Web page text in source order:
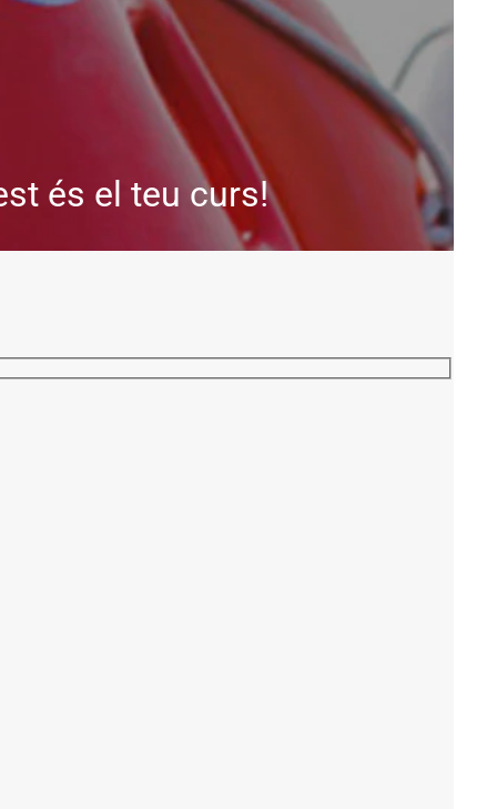
és el teu curs!